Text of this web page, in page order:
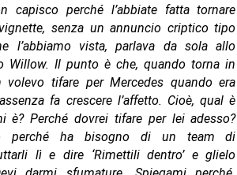
perché l’abbiate fatta tornare
senza un annuncio criptico tipo
l’abbiamo vista, parlava da sola allo
Willow. Il punto è che, quando torna in
volevo tifare per Mercedes quando era
fa crescere l’affetto. Cioè, qual è
è? Perché dovrei tifare per lei adesso?
perché ha bisogno di un team di
lì e dire ‘Rimettili dentro’ e glielo